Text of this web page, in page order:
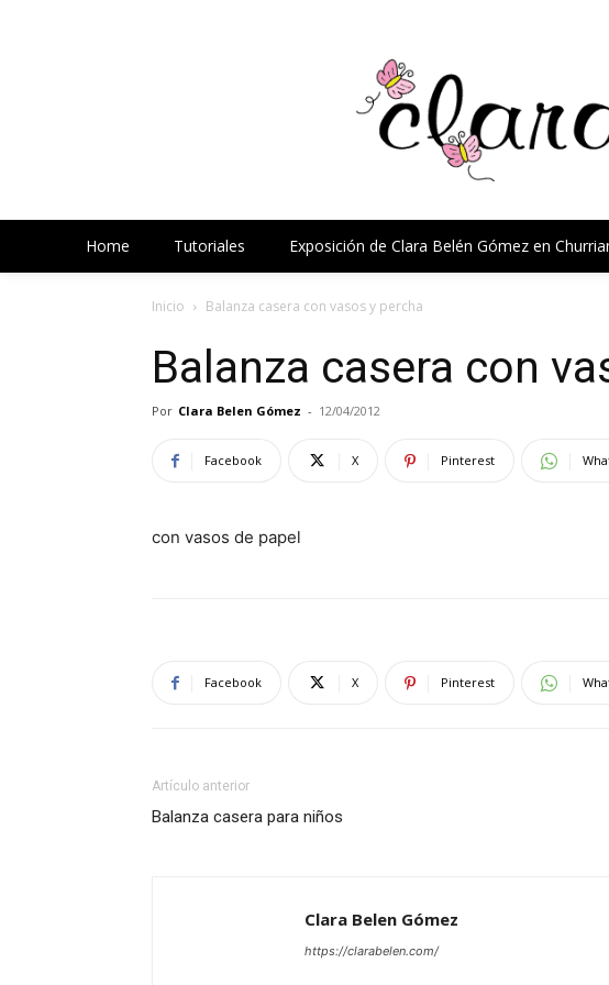
Home Tutoriales Exposición de Clara Belén Gómez en
Inicio Balanza casera con vasos y percha
Balanza casera con
Por Clara Belen Gómez - 12/04/2012
Facebook X Pinterest
con vasos de papel
Facebook X Pinterest
Artículo anterior
Balanza casera para niños
Clara Belen Gómez
https://clarabelen.com/